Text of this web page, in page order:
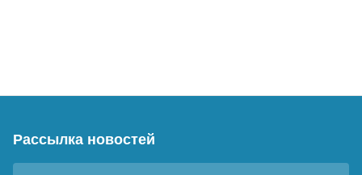
Рассылка новостей